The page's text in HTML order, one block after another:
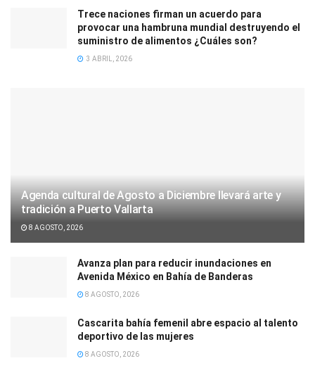
Trece naciones firman un acuerdo para
provocar una hambruna mundial destruyendo el
suministro de alimentos ¿Cuáles son?
3 ABRIL, 2026
Agenda cultural de Agosto a Diciembre llevará arte y
tradición a Puerto Vallarta
8 AGOSTO, 2026
Avanza plan para reducir inundaciones en
Avenida México en Bahía de Banderas
8 AGOSTO, 2026
Cascarita bahía femenil abre espacio al talento
deportivo de las mujeres
8 AGOSTO, 2026